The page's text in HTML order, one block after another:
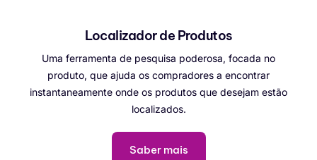
Localizador de Produtos
Uma ferramenta de pesquisa poderosa, focada no
produto, que ajuda os compradores a encontrar
instantaneamente onde os produtos que desejam estão
localizados.
Saber mais